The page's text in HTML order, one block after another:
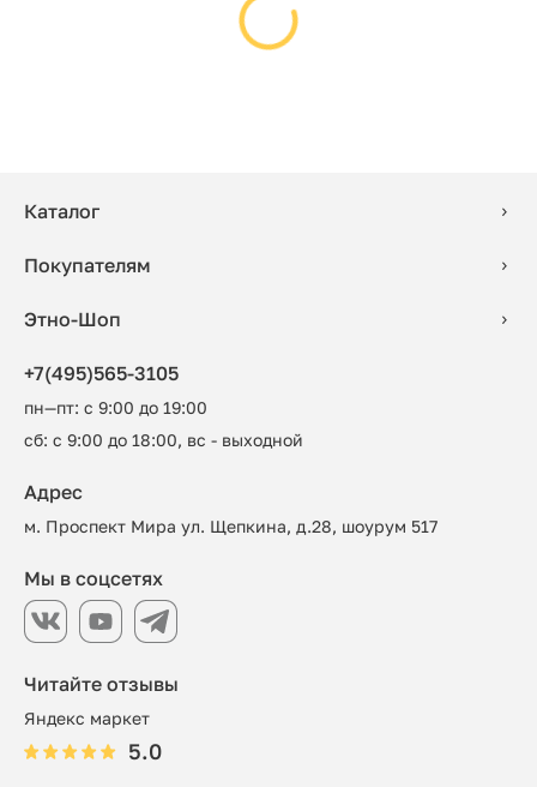
Каталог
Покупателям
Этно-Шоп
+7(495)565-3105
пн—пт: с 9:00 до 19:00
сб: с 9:00 до 18:00, вс - выходной
Читайте отзывы
Яндекс маркет
5.0
Адрес
м. Проспект Мира ул. Щепкина, д.28, шоурум 517
Мы в соцсетях